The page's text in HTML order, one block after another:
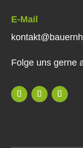
E-Mail
Folge uns gerne